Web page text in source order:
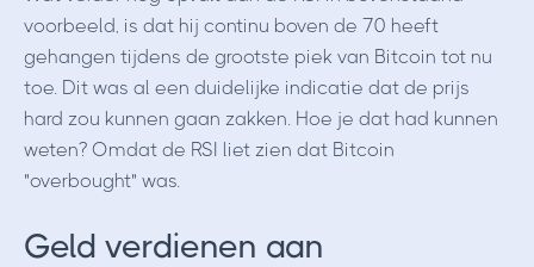
voorbeeld, is dat hij continu boven de 70 heeft
gehangen tijdens de grootste piek van Bitcoin tot nu
toe. Dit was al een duidelijke indicatie dat de prijs
hard zou kunnen gaan zakken. Hoe je dat had kunnen
weten? Omdat de RSI liet zien dat Bitcoin
"overbought" was.
Geld verdienen aan